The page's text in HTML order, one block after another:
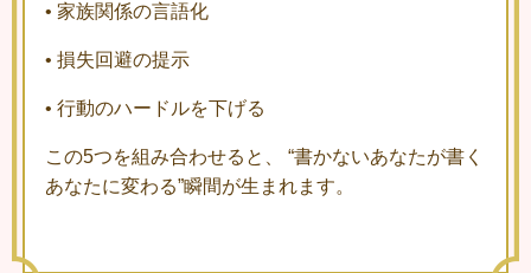
• 家族関係の言語化
• 損失回避の提示
• 行動のハードルを下げる
この5つを組み合わせると、 “書かないあなたが書く
あなたに変わる”瞬間が生まれます。